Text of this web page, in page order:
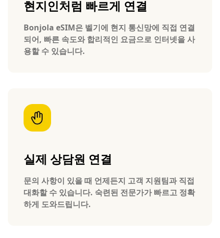
현지인처럼 빠르게 연결
Bonjola eSIM은 벨기에 현지 통신망에 직접 연결
되어, 빠른 속도와 합리적인 요금으로 인터넷을 사
용할 수 있습니다.
실제 상담원 연결
문의 사항이 있을 때 언제든지 고객 지원팀과 직접
대화할 수 있습니다. 숙련된 전문가가 빠르고 정확
하게 도와드립니다.